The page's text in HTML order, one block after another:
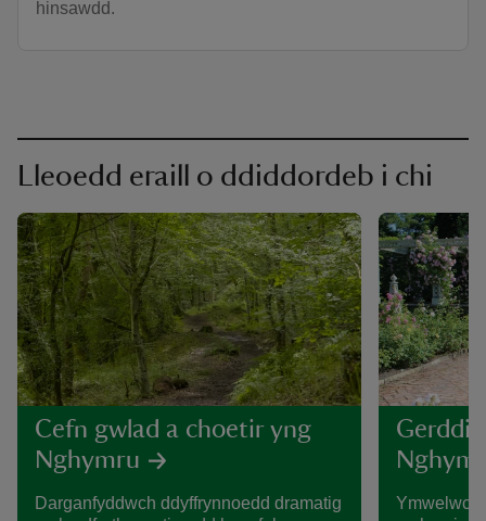
hinsawdd.
Lleoedd eraill o ddiddordeb i chi
Cefn gwlad a choetir yng
Nghymru
Darganfyddwch ddyffrynnoedd dramatig
Gerddi
Ymwelwch